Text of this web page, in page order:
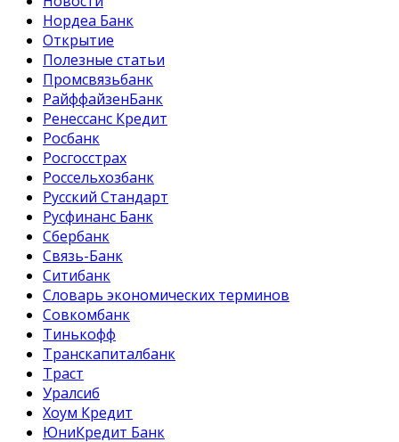
Нордеа Банк
Открытие
Полезные статьи
Промсвязьбанк
РайффайзенБанк
Ренессанс Кредит
Росбанк
Росгосстрах
Россельхозбанк
Русский Стандарт
Русфинанс Банк
Сбербанк
Связь-Банк
Ситибанк
Словарь экономических терминов
Совкомбанк
Тинькофф
Транскапиталбанк
Траст
Уралсиб
Хоум Кредит
ЮниКредит Банк